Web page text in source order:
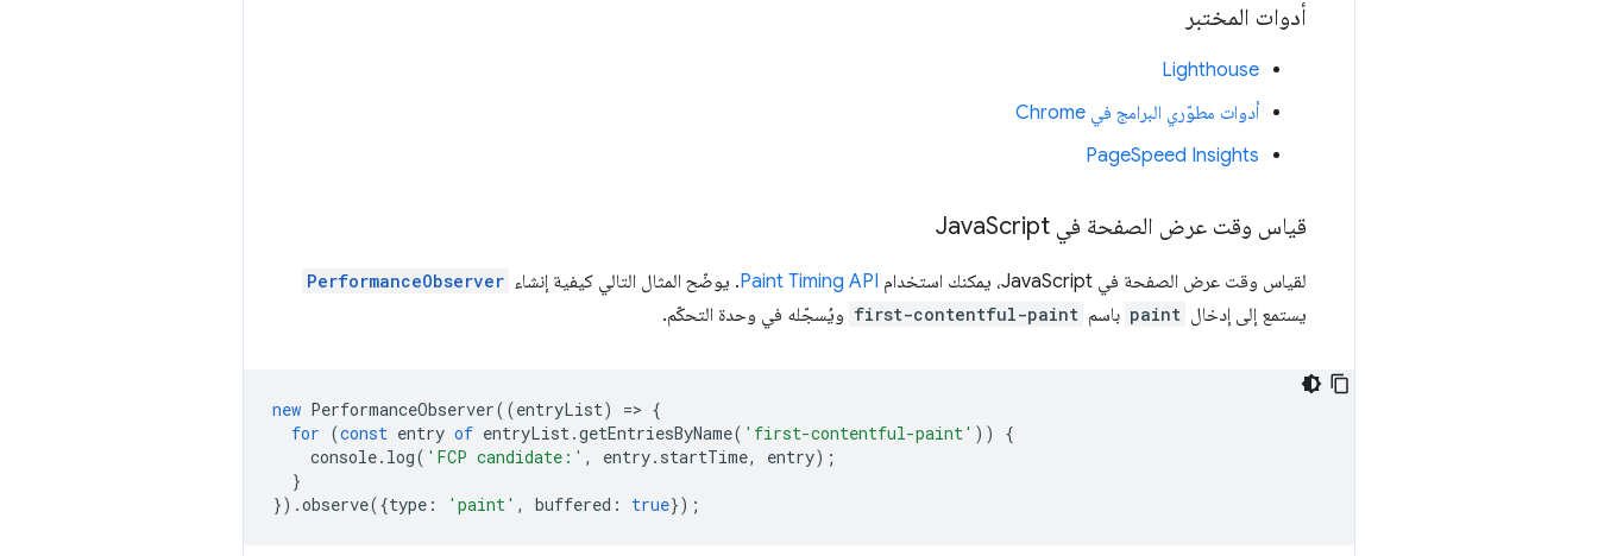
أدوات المختبر
Lighthouse
أدوات مطوّري البرامج في Chrome
PageSpeed Insights
قياس وقت عرض الصفحة في Java Script
لقياس وقت عرض الصفحة في JavaScript، يمكنك استخدام Paint Timing API. يوضّح المثال التالي كيفية إنشاء PerformanceObserver
يستمع إلى إدخال paint باسم first-contentful-paint ويُسجّله في وحدة التحكّم.
new PerformanceObserver((entryList) => {
for (const entry of entryList .getEntriesByName( 'first-contentful-paint' ))
{
console. log( 'FCP candidate:' , entry. startTime, entry);
}
}).observe({type : 'paint' , buffered : true});